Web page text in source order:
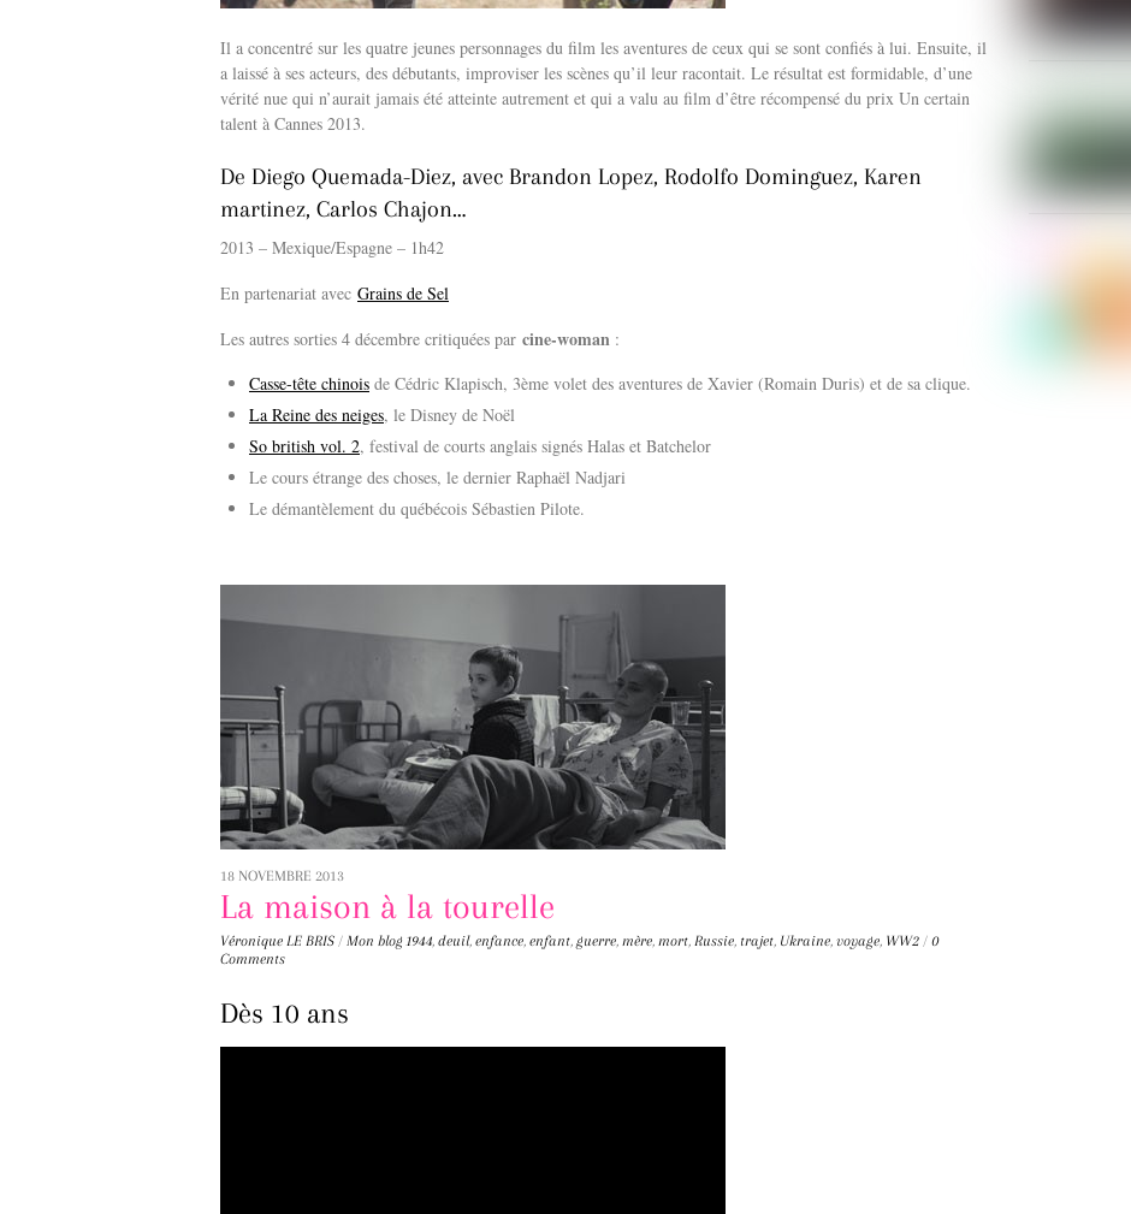
Il a concentré sur les quatre jeunes personnages du film les aventures de ceux qui se sont confiés à lui. Ensuite, il
a laissé à ses acteurs, des débutants, improviser les scènes qu’il leur racontait. Le résultat est formidable, d’une
vérité nue qui n’aurait jamais été atteinte autrement et qui a valu au film d’être récompensé du prix Un certain
talent à Cannes 2013.
De Diego Quemada-Diez, avec Brandon Lopez, Rodolfo Dominguez, Karen
martinez, Carlos Chajon…
2013 – Mexique/Espagne – 1h42
En partenariat avec Grains de Sel
Les autres sorties 4 décembre critiquées par cine-woman :
Casse-tête chinois de Cédric Klapisch, 3ème volet des aventures de Xavier (Romain Duris) et de sa clique.
La Reine des neiges, le Disney de Noël
So british vol. 2, festival de courts anglais signés Halas et Batchelor
Le cours étrange des choses, le dernier Raphaël Nadjari
Le démantèlement du québécois Sébastien Pilote.
18 NOVEMBRE 2013
La maison à la tourelle
Véronique LE BRIS / Mon blog 1944, deuil, enfance, enfant, guerre, mère, mort, Russie, trajet, Ukraine, voyage, WW2 / 0
Comments
Dès 10 ans